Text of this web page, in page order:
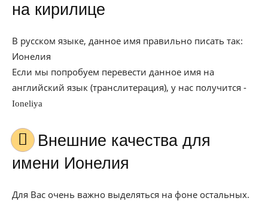
на кирилице
В русском языке, данное имя правильно писать так:
Ионелия
Если мы попробуем перевести данное имя на
английский язык (транслитерация), у нас получится -
Ioneliya
Внешние качества для
имени Ионелия
Для Вас очень важно выделяться на фоне остальных.